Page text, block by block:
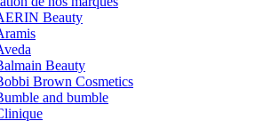
Beauty
Beauty
Brown Cosmetics
and bumble